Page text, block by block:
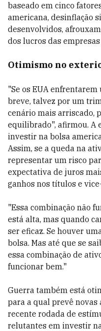
baseado em cinco
americana, desinflação
desenvolvidos,
dos lucros das
Otimismo no
"Se os EUA enfrentarem
breve, talvez por um
cenário mais arriscado,
equilibrado", afirmou. A
investir na bolsa
Assim, se a queda na
representar um risco
expectativa de juros
ganhos nos títulos e
"Essa combinação não
está alta, mas quando
ser eficaz. Se houver
bolsa. Mas até que se
essa combinação de
funcionar bem."
Guerra também está
para a qual prevê
recente rodada de
relutantes em investir